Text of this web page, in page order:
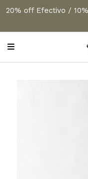
20% off Efectivo /